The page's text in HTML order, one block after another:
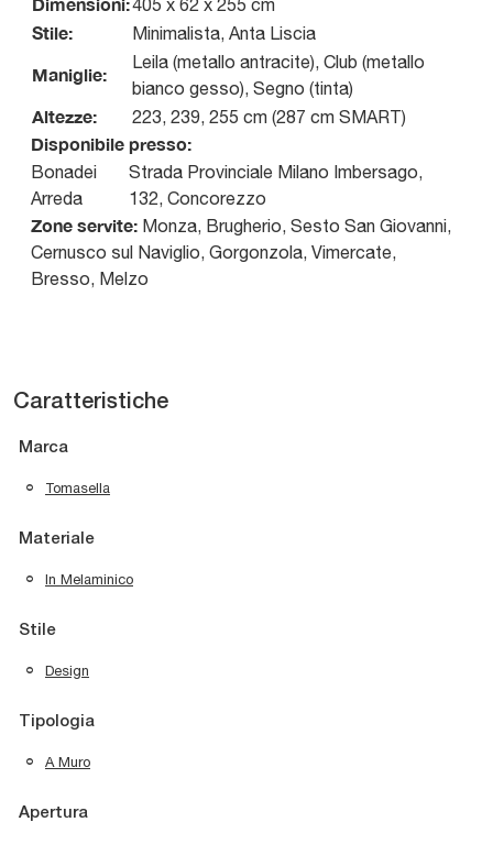
405 x 62 x 255 cm
Stile: Minimalista, Anta Liscia
Maniglie:
Leila (metallo antracite), Club (metallo
bianco gesso), Segno (tinta)
Altezze: 223, 239, 255 cm (287 cm SMART)
Disponibile presso:
Bonadei
Arreda
Strada Provinciale Milano Imbersago,
132, Concorezzo
Zone servite: Monza, Brugherio, Sesto San Giovanni,
Cernusco sul Naviglio, Gorgonzola, Vimercate,
Bresso, Melzo
Caratteristiche
Marca
Tomasella
Materiale
In Melaminico
Stile
Design
Tipologia
A Muro
Apertura